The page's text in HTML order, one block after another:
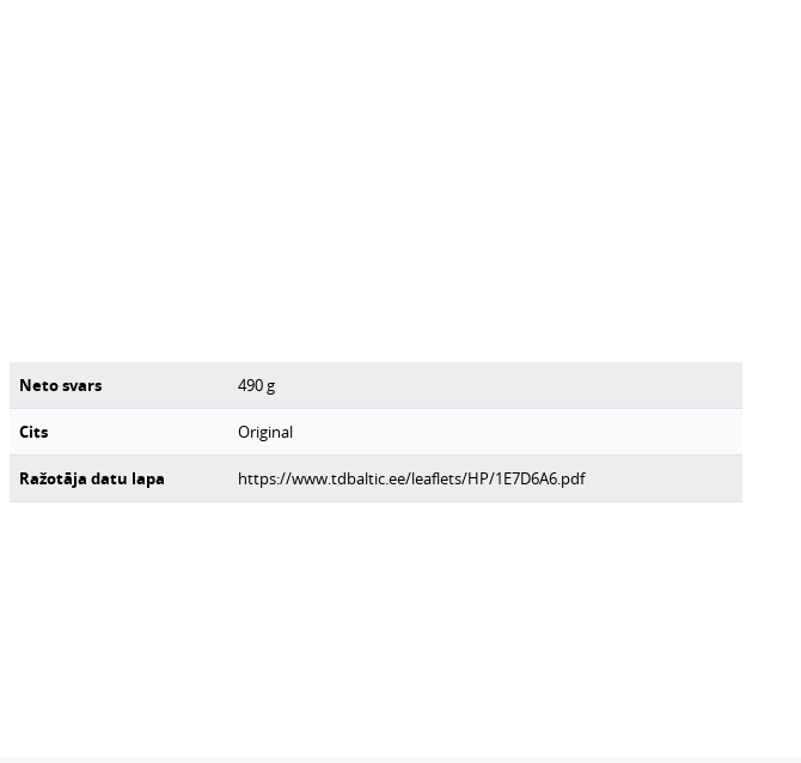
Neto svars 490g
Cits Original
Ražotāja datu lapa https://www.tdbaltic.ee/leaflets/HP/1E7D6A6.pdf